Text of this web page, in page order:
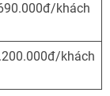
khách
khách